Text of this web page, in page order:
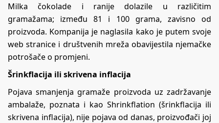
Milka čokolade i ranije dolazile u različitim
gramažama; između 81 i 100 grama, zavisno od
proizvoda. Kompanija je naglasila kako je putem svoje
web stranice i društvenih mreža obavijestila njemačke
potrošače o promjeni.
Šrinkflacija ili skrivena inflacija
Pojava smanjenja gramaže proizvoda uz zadržavanje
ambalaže, poznata i kao Shrinkflation (šrinkflacija ili
skrivena inflacija), nije pojava od danas, proizvođači joj